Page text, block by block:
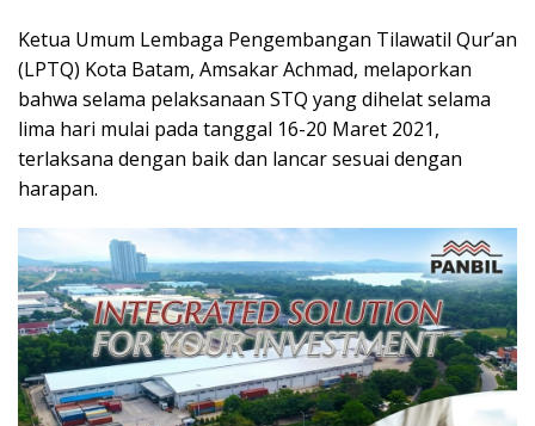
Ketua Umum Lembaga Pengembangan Tilawatil Qur’an
(LPTQ) Kota Batam, Amsakar Achmad, melaporkan
bahwa selama pelaksanaan STQ yang dihelat selama
lima hari mulai pada tanggal 16-20 Maret 2021,
terlaksana dengan baik dan lancar sesuai dengan
harapan.